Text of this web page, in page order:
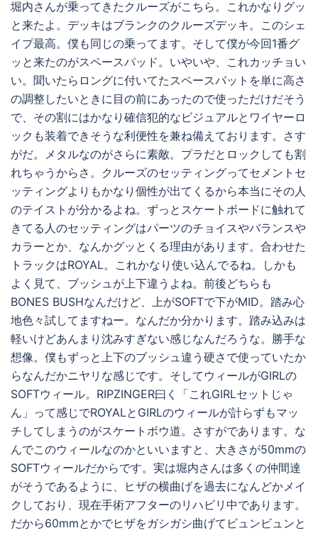
堀内さんが乗ってきたクルーズがこちら。これかなりグッ
と来たよ。デッキはブランクのクルーズデッキ。このシェ
イプ最高。僕も同じの乗ってます。そして僕が今回1番グ
ッと来たのがスペースパッド。いやいや、これカッチョい
い。聞いたらロングに付いてたスペースパットを単に高さ
の調整したいときに目の前にあったので使っただけだそう
で、その割にはかなり確信犯的なビジュアルとワイヤーロ
ックも装着できそうな利便性を兼ね備えております。さす
がだ。メタルなのがさらに素敵。プラだとロックしても割
れちゃうからさ。クルーズのセッティングってセメントセ
ッティングよりもかなり個性が出てくるから本当にその人
のテイストが分かるよね。ずっとスケートボードに触れて
きてる人のセッティングはパーツのチョイスやバランスや
カラーとか、なんかグッとくる理由があります。合わせた
トラックはROYAL。これかなり使い込んでるね。しかも
よく見て、ブッシュが上下違うよね。前後どちらも
BONES BUSHなんだけど、上がSOFTで下がMID。踏み心
地色々試してますねー。なんだか分かります。踏み込みは
軽いけどあんまり沈みすぎない感じなんだろうな。勝手な
想像。僕もずっと上下のブッシュ違う硬さで使っていたか
らなんだかニヤリな感じです。そしてウィールがGIRLの
SOFTウィール。RIPZINGER曰く「これGIRLセットじゃ
ん」って感じでROYALとGIRLのウィールが計らずもマッ
チしてしまうのがスケートボウ道。さすがであります。な
んでこのウィールなのかといいますと、大きさが50mmの
SOFTウィールだからです。実は堀内さんは多くの仲間達
がそうであるように、ヒザの横曲げを過去になんどかメイ
クしており、現在手術アフターのリハビリ中であります。
だから60mmとかでヒザをガシガシ曲げてビュンビュンと